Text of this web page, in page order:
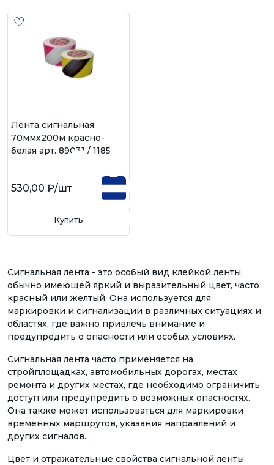
Лента сигнальная
70ммх200м красно-
белая арт. 89031 / 11854
530,00 ₽/шт
Купить
Сигнальная лента - это особый вид клейкой ленты,
обычно имеющей яркий и выразительный цвет, часто
красный или желтый. Она используется для
маркировки и сигнализации в различных ситуациях и
областях, где важно привлечь внимание и
предупредить о опасности или особых условиях.
Сигнальная лента часто применяется на
стройплощадках, автомобильных дорогах, местах
ремонта и других местах, где необходимо ограничить
доступ или предупредить о возможных опасностях.
Она также может использоваться для маркировки
временных маршрутов, указания направлений и
других сигналов.
Цвет и отражательные свойства сигнальной ленты